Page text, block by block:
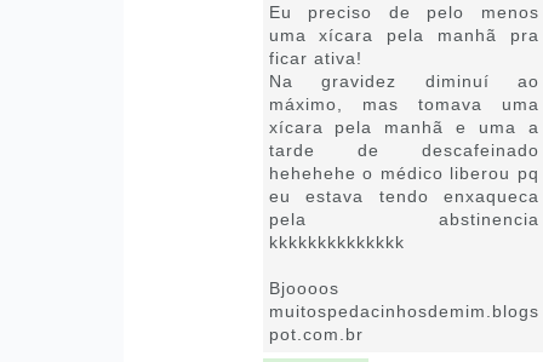
Eu preciso de pelo menos
uma xícara pela manhã pra
ficar ativa!
Na gravidez diminuí ao
máximo, mas tomava uma
xícara pela manhã e uma a
tarde de descafeinado
hehehehe o médico liberou pq
eu estava tendo enxaqueca
pela abstinencia
kkkkkkkkkkkkkk
Bjoooos
muitospedacinhosdemim.blogs
pot.com.br